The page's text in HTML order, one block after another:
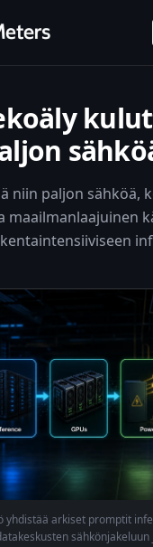
niin paljon sähköä,
maailmanlaajuinen
yhdistää arkiset promptit